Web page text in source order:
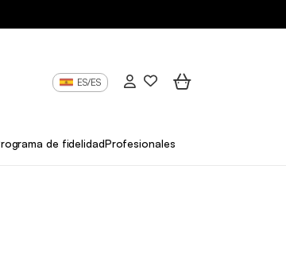
ES/ES
de fidelidadProfesionales